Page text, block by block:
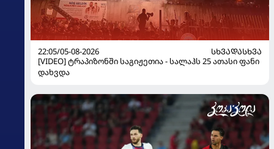
22:05/05-08-2026
ᲡᲮᲕᲐᲓᲐᲡᲮᲕᲐ
[VIDEO] ტრაპიზონში საგიჟეთია - სალაჰს 25 ათასი ფანი
დახვდა